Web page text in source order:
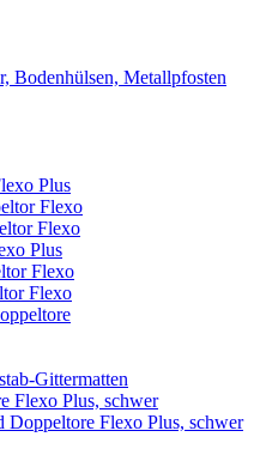
Bodenhülsen, Metallpfosten
Plus
Flexo
Flexo
Plus
Flexo
Flexo
Gittermatten
Flexo Plus, schwer
Flexo Plus, schwer